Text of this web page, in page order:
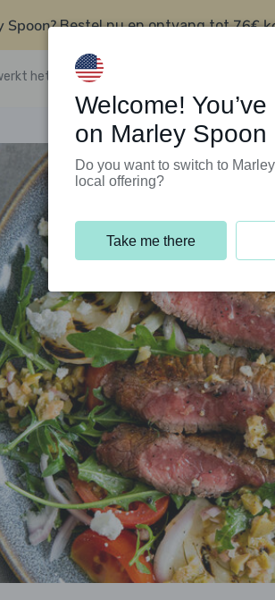
Spoon?Bestel nu en ontvang tot76€
het Klantenservice
Welcome!
on Marley Spoon
Do you want to switch to
local offering?
Take me there